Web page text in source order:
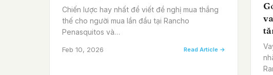
Chiến lược hay nhất để viết đề nghị mua thắng
thế cho người mua lần đầu tại Rancho
Penasquitos và…
Feb 10, 2026 Read Article →